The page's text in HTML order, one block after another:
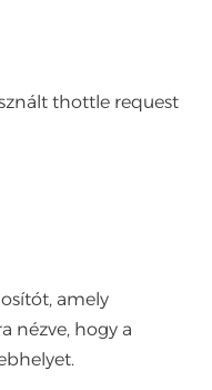
thottle request
amely
nézve, hogy a